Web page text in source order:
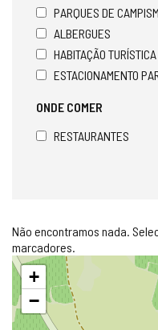
PARQUES DE
ALBERGUES
HABITAÇÃO TURÍSTICA
ESTACIONAMENTO
ONDE COMER
RESTAURANTES
Não encontramos nada.
marcadores.
Pular
mapa
+
−